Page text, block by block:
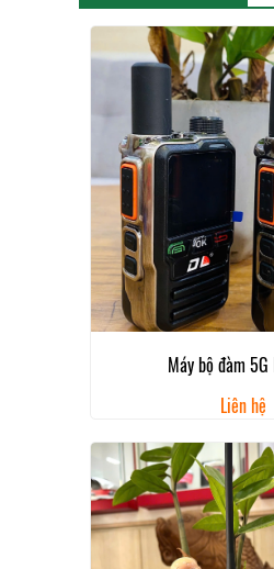
Máy bộ đàm
Liên hệ